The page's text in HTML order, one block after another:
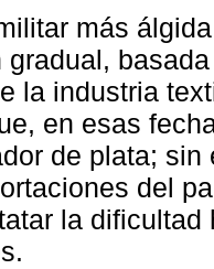
más
gradual,
la industria
en esas
de plata;
del
la